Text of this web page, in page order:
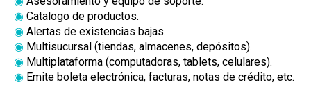
◉ Catalogo de productos.
◉ Alertas de existencias bajas.
◉ Multisucursal (tiendas, almacenes, depósitos).
◉ Multiplataforma (computadoras, tablets, celulares).
◉ Emite boleta electrónica, facturas, notas de crédito, etc.